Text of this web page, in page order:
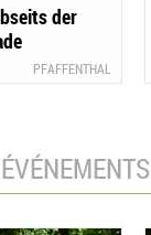
der
PFAFFENTHAL
ÉVÉNEMENTS